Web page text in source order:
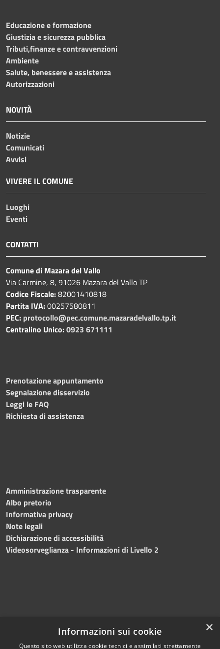
Educazione e formazione
Giustizia e sicurezza pubblica
Tributi,finanze e contravvenzioni
Ambiente
Salute, benessere e assistenza
Autorizzazioni
NOVITÀ
Notizie
Comunicati
Avvisi
VIVERE IL COMUNE
Luoghi
Eventi
CONTATTI
Comune di Mazara del Vallo
Via Carmine, 8, 91026 Mazara del Vallo TP
Codice Fiscale:82001410818
Partita IVA:00257580811
PEC: protocollo@pec.comune.mazaradelvallo.tp.it
Centralino Unico:0923 671111
Prenotazione appuntamento
Segnalazione disservizio
Leggi le FAQ
Richiesta di assistenza
Amministrazione trasparente
Albo pretorio
Informativa privacy
Note legali
Dichiarazione di accessibilità
Videosorveglianza - Informazioni di Livello 2
×
Informazioni sui cookie
Questo sito web utilizza cookie tecnici e assimilati strettamente